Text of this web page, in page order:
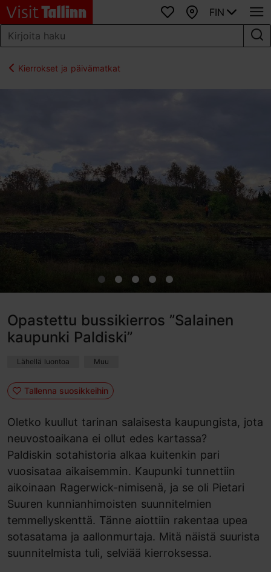
SuosikitKartta
FIN
Kierrokset ja päivämatkat
Opastettu bussikierros ”Salainen
kaupunki Paldiski”
Lähellä luontoa Muu
Tallenna suosikkeihin
Oletko kuullut tarinan salaisesta kaupungista, jota
neuvostoaikana ei ollut edes kartassa?
Paldiskin sotahistoria alkaa kuitenkin pari
vuosisataa aikaisemmin. Kaupunki tunnettiin
aikoinaan Ragerwick-nimisenä, ja se oli Pietari
Suuren kunnianhimoisten suunnitelmien
temmellyskenttä. Tänne aiottiin rakentaa upea
sotasatama ja aallonmurtaja. Mitä näistä suurista
suunnitelmista tuli, selviää kierroksessa.